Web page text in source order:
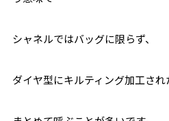
シャネルではバッグに限らず、
ダイヤ型にキルティング加工さ